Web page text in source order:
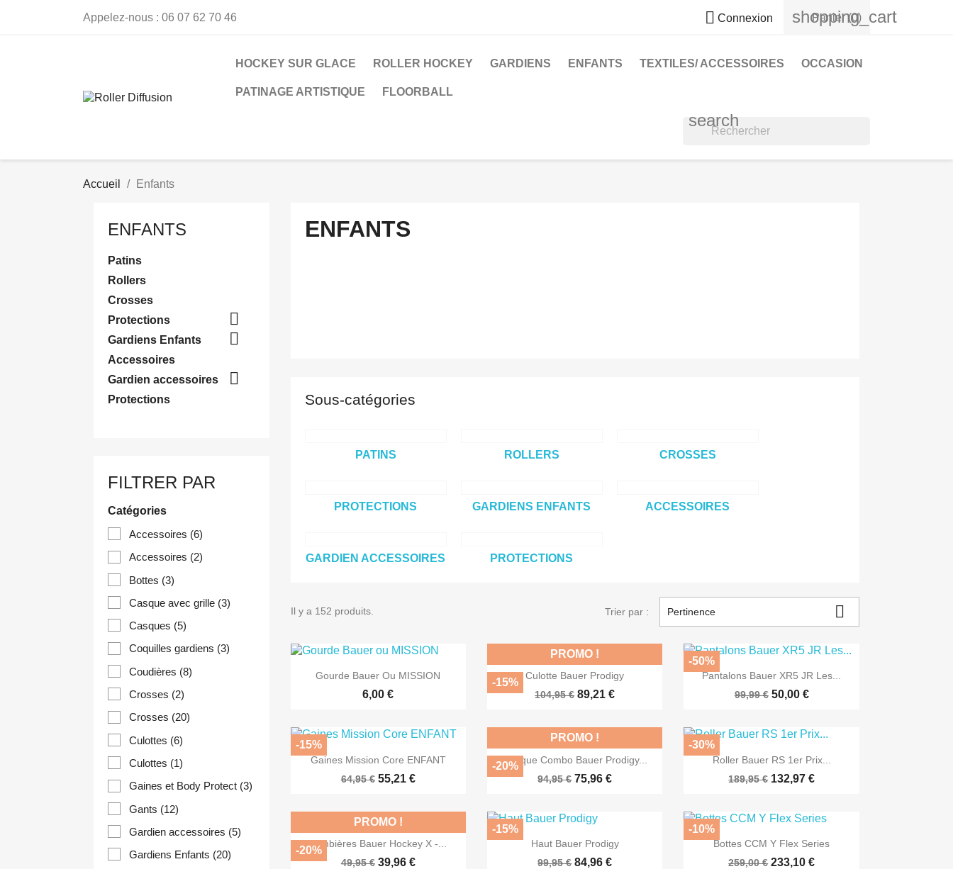
Appelez-nous : 06 07 62 70 46  Connexion shopping_cart
Panier (0)
HOCKEY SUR GLACE ROLLER HOCKEY GARDIENS ENFANTS TEXTILES/ ACCESSOIRES OCCASION
PATINAGE ARTISTIQUE FLOORBALL
search
Accueil Enfants
ENFANTS
Patins
Rollers
Crosses
Protections

Gardiens Enfants 
Accessoires
Gardien accessoires

Protections
FILTRER PAR
Catégories
Accessoires (6)
Accessoires (2)
Bottes (3)
Casque avec grille (3)
Casques (5)
Coquilles gardiens (3)
Coudières (8)
Crosses (2)
Crosses (20)
Culottes (6)
Culottes (1)
Gaines et Body Protect (3)
Gants (12)
Gardien accessoires (5)
Gardiens Enfants (20)
ENFANTS
Sous-catégories
PATINS ROLLERS CROSSES
PROTECTIONS GARDIENS ENFANTS ACCESSOIRES
GARDIEN ACCESSOIRES PROTECTIONS
Il y a 152 produits. Trier par : Pertinence 
 Aperçu rapide
Gourde Bauer Ou MISSION
6,00 €
 Aperçu rapide
Culotte Bauer Prodigy
104,95 € 89,21 €
PROMO !
-15%  Aperçu rapide
Pantalons Bauer XR5 JR Les...
99,99 € 50,00 €
-50%
 Aperçu rapide
Gaines Mission Core ENFANT
64,95 € 55,21 €
-15%
 Aperçu rapide
Casque Combo Bauer Prodigy...
94,95 € 75,96 €
PROMO !
-20%  Aperçu rapide
Roller Bauer RS 1er Prix...
189,95 € 132,97 €
-30%
 Aperçu rapide
Jambières Bauer Hockey X -...
49,95 € 39,96 €
PROMO !
-20%  Aperçu rapide
Haut Bauer Prodigy
99,95 € 84,96 €
-15%
 Aperçu rapide
Bottes CCM Y Flex Series
259,00 € 233,10 €
-10%